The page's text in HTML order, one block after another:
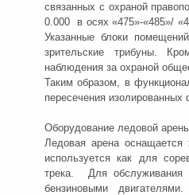
связанных с охраной
0.000 в осях «475»-«485»/
Указанные блоки
зрительские трибуны.
наблюдения за охраной
Таким образом, в
пересечения изолированных
Оборудование ледовой
Ледовая арена оснащается
используется как для
трека. Для обслуживания
бензиновыми